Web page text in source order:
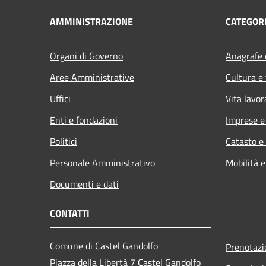
AMMINISTRAZIONE
Organi di Governo
Aree Amministrative
Uffici
Enti e fondazioni
Politici
Personale Amministrativo
Documenti e dati
Cultura
Vita
Imprese
Catasto
Mobilità
CONTATTI
Comune di Castel Gandolfo
Piazza della Libertà 7 Castel Gandolfo